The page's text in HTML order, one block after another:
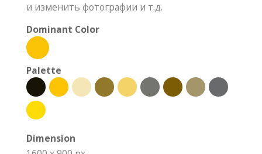
и изменить фотографии и т.д.
Dominant Color
Palette
Dimension